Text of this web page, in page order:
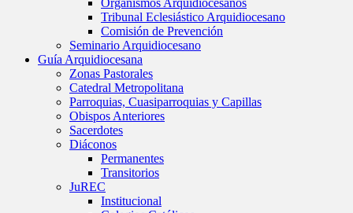
Organismos Arquidiocesanos
Tribunal Eclesiástico Arquidiocesano
Comisión de Prevención
Seminario Arquidiocesano
Guía Arquidiocesana
Zonas Pastorales
Catedral Metropolitana
Parroquias, Cuasiparroquias y Capillas
Obispos Anteriores
Sacerdotes
Diáconos
Permanentes
Transitorios
JuREC
Institucional